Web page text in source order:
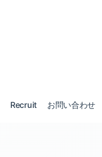
Recruit お問い合わせ